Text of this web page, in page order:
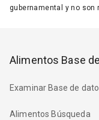
gubernamental y no son
Alimentos Base
Examinar Base de
Alimentos Búsqueda